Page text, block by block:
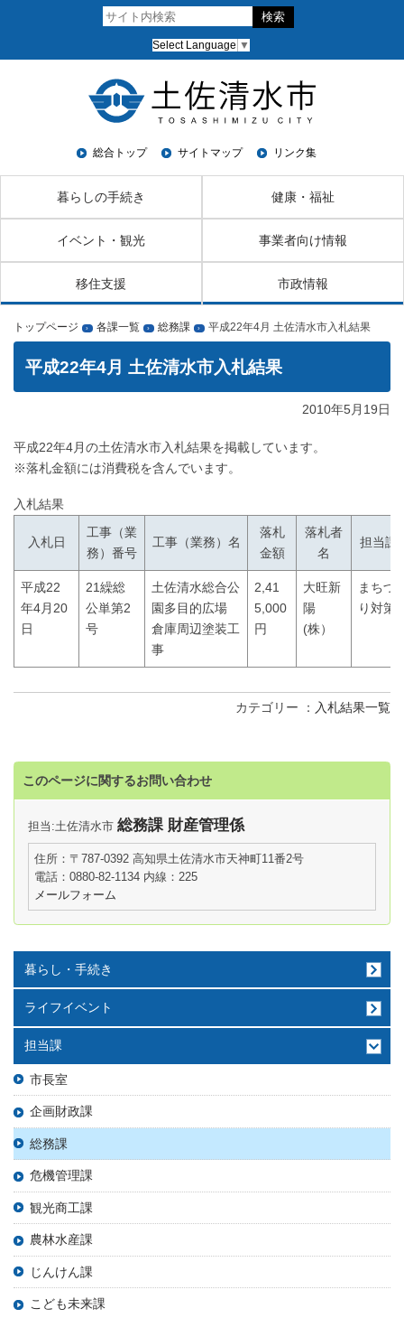
Select Language ▼
総合トップ サイトマップ リンク集
暮らしの手続き 健康・福祉
イベント・観光 事業者向け情報
移住支援 市政情報
トップページ › 各課一覧 › 総務課 › 平成22年4月 土佐清水市入札結果
平成22年4月 土佐清水市入札結果
2010年5月19日
平成22年4月の土佐清水市入札結果を掲載しています。
※落札金額には消費税を含んでいます。
入札結果
入札日
工事（業
務）番号
工事（業務）名
落札
金額
落札者
名
担当課
平成22
年4月20
日
21繰総
公単第2
号
土佐清水総合公
園多目的広場
倉庫周辺塗装工
事
2,41
5,000
円
大旺新
陽
(株）
まちづ
り対策
カテゴリー 入札結果一覧
このページに関するお問い合わせ
担当:土佐清水市 総務課 財産管理係
住所：〒787-0392 高知県土佐清水市天神町11番2号
電話：0880-82-1134 内線：225
メールフォーム
暮らし・手続き
ライフイベント
担当課
市長室
企画財政課
総務課
危機管理課
観光商工課
農林水産課
じんけん課
こども未来課